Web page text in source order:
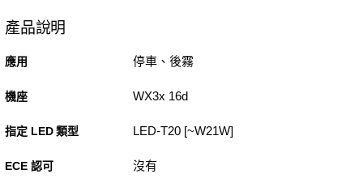
產品說明
應用 停車、後霧
機座 WX3x 16d
指定 LED 類型 LED-T20 [~W21W]
ECE 認可 沒有